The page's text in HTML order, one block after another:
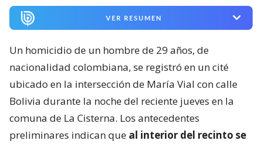
VER RESUMEN
Un homicidio de un hombre de 29 años, de
nacionalidad colombiana, se registró en un cité
ubicado en la intersección de María Vial con calle
Bolivia durante la noche del reciente jueves en la
comuna de La Cisterna. Los antecedentes
preliminares indican que al interior del recinto se